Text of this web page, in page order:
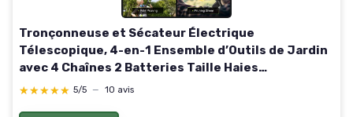
Tronçonneuse et Sécateur Électrique
Télescopique, 4-en-1 Ensemble d’Outils de Jardin
avec 4 Chaînes 2 Batteries Taille Haies
Telescopique, 6 Pouces Tronconneuse Angle
★★★★★
★★★★★ 5/5 — 10 avis